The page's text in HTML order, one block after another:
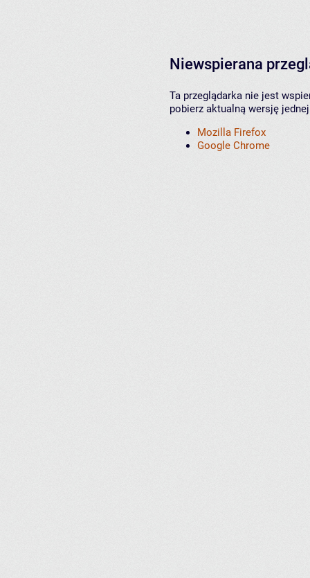
Niewspierana
Ta przeglądarka nie jest
pobierz aktualną wersję
Mozilla Firefox
Google Chrome